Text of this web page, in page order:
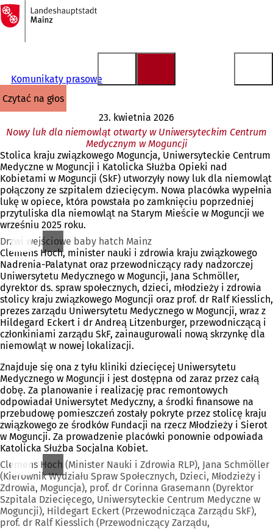
Przejdź do treści
Do
strony
głównej
Komunikaty prasowe
czytać na głos
23. kwietnia 2026
Nowy luk dla niemowląt otwarty w Uniwersyteckim Centrum
Medycznym w Moguncji
Stolica kraju związkowego Moguncja, Uniwersyteckie Centrum
Medyczne w Moguncji i Katolicka Służba Opieki nad
Kobietami w Moguncji (SkF) utworzyły nowy luk dla niemowląt
połączony ze szpitalem dziecięcym. Nowa placówka wypełnia
lukę w opiece, która powstała po zamknięciu poprzedniej
przytuliska dla niemowląt na Starym Mieście w Moguncji we
wrześniu 2025 roku.
Drzwi wejściowe baby hatch Mainz
Clemens Hoch, minister nauki i zdrowia kraju związkowego
Nadrenia-Palatynat oraz przewodniczący rady nadzorczej
Uniwersytetu Medycznego w Moguncji, Jana Schmöller,
dyrektor ds. spraw społecznych, dzieci, młodzieży i zdrowia
stolicy kraju związkowego Moguncji oraz prof. dr Ralf Kiesslich,
prezes zarządu Uniwersytetu Medycznego w Moguncji, wraz z
Hildegard Eckert i dr Andreą Litzenburger, przewodniczącą i
członkiniami zarządu SkF, zainaugurowali nową skrzynkę dla
niemowląt w nowej lokalizacji.
Znajduje się ona z tyłu kliniki dziecięcej Uniwersytetu
Medycznego w Moguncji i jest dostępna od zaraz przez całą
dobę. Za planowanie i realizację prac remontowych
odpowiadał Uniwersytet Medyczny, a środki finansowe na
przebudowę pomieszczeń zostały pokryte przez stolicę kraju
związkowego ze środków Fundacji na rzecz Młodzieży i Sierot
w Moguncji. Za prowadzenie placówki ponownie odpowiada
Katolicka Służba Socjalna Kobiet.
Clemens Hoch (Minister Nauki i Zdrowia RLP), Jana Schmöller
(Kierownik Wydziału Spraw Społecznych, Dzieci, Młodzieży i
Zdrowia, Moguncja), prof. dr Corinna Grasemann (Dyrektor
Szpitala Dziecięcego, Uniwersyteckie Centrum Medyczne w
Moguncji), Hildegart Eckert (Przewodnicząca Zarządu SkF),
prof. dr Ralf Kiesslich (Przewodniczący Zarządu,